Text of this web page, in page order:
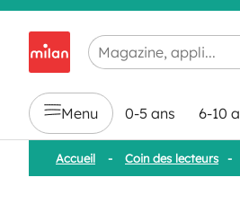
Chargement en
Menu 0-5 ans 6-10
Accueil - Coin des lecteurs -